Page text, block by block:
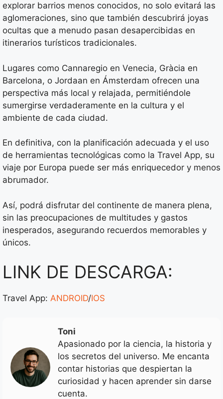
explorar barrios menos conocidos, no solo evitará las
aglomeraciones, sino que también descubrirá joyas
ocultas que a menudo pasan desapercibidas en
itinerarios turísticos tradicionales.
Lugares como Cannaregio en Venecia, Gràcia en
Barcelona, o Jordaan en Ámsterdam ofrecen una
perspectiva más local y relajada, permitiéndole
sumergirse verdaderamente en la cultura y el
ambiente de cada ciudad.
En definitiva, con la planificación adecuada y el uso
de herramientas tecnológicas como la Travel App, su
viaje por Europa puede ser más enriquecedor y menos
abrumador.
Así, podrá disfrutar del continente de manera plena,
sin las preocupaciones de multitudes y gastos
inesperados, asegurando recuerdos memorables y
únicos.
LINK DE DESCARGA:
Travel App: ANDROID/IOS
Toni
Apasionado por la ciencia, la historia y
los secretos del universo. Me encanta
contar historias que despiertan la
curiosidad y hacen aprender sin darse
cuenta.